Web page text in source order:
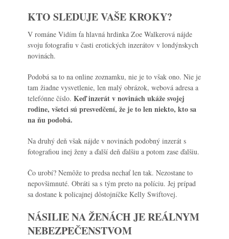
KTO SLEDUJE VAŠE KROKY?
V románe Vidím ťahlavná hrdinka Zoe Walkerová nájde
svoju fotografiu v časti erotických inzerátov v londýnskych
novinách.
Podobá sa to na online zoznamku, nie je to však ono. Nie je
tam žiadne vysvetlenie, len malý obrázok, webová adresa a
telefónne číslo. Keď inzerát v novinách ukáže svojej
rodine, všetci sú presvedčení, že je to len niekto, kto sa
na ňu podobá.
Na druhý deň však nájde v novinách podobný inzerát s
fotografiou inej ženy a ďalší deň ďalšiu a potom zase ďalšiu.
Čo urobí? Nemôže to predsa nechať len tak. Nezostane to
nepovšimnuté. Obráti sa s tým preto na políciu. Jej prípad
sa dostane k policajnej dôstojníčke Kelly Swiftovej.
NÁSILIE NA ŽENÁCH JE REÁLNYM
NEBEZPEČENSTVOM